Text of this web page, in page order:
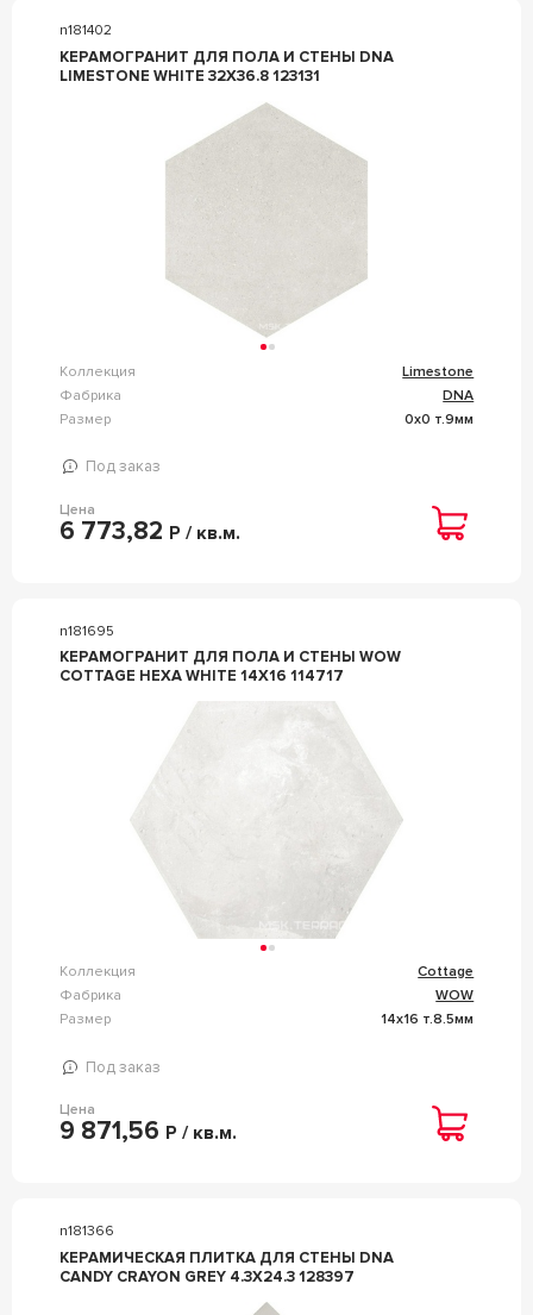
n181402
КЕРАМОГРАНИТ ДЛЯ ПОЛА И СТЕНЫ DNA
LIMESTONE WHITE 32X36.8 123131
Коллекция
Limestone
Фабрика
DNA
Размер
0x0 т.9мм
Под заказ
Цена
6 773,82 Р / кв.м.
n181695
КЕРАМОГРАНИТ ДЛЯ ПОЛА И СТЕНЫ WOW
COTTAGE HEXA WHITE 14X16 114717
Коллекция
Cottage
Фабрика
WOW
Размер
14x16 т.8.5мм
Под заказ
Цена
9 871,56 Р / кв.м.
n181366
КЕРАМИЧЕСКАЯ ПЛИТКА ДЛЯ СТЕНЫ DNA
CANDY CRAYON GREY 4.3X24.3 128397